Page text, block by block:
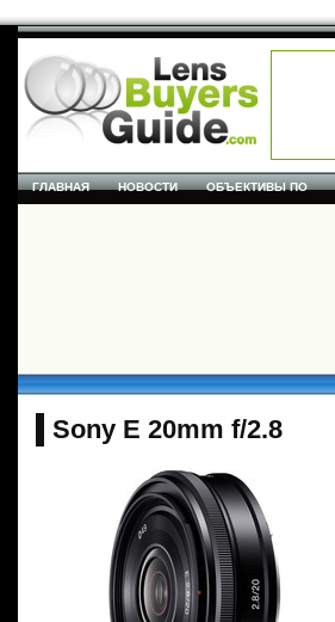
ГЛАВНАЯ НОВОСТИ ОБЪЕКТИВЫ ПО
Sony E 20mm f/2.8